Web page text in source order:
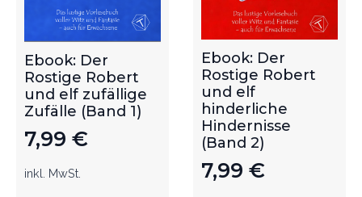
Ebook: Der
Rostige Robert
und elf zufällige
Zufälle (Band 1)
7,99 €
inkl. MwSt.
Ebook: Der
Rostige Robert
und elf
hinderliche
Hindernisse
(Band 2)
7,99 €